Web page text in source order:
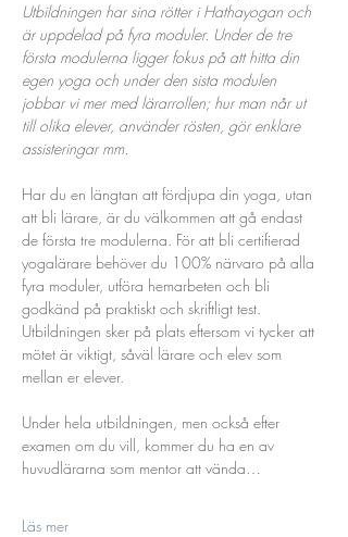
Utbildningen har sina rötter i Hathayogan och
är uppdelad på fyra moduler. Under de tre
första modulerna ligger fokus på att hitta din
egen yoga och under den sista modulen
jobbar vi mer med lärarrollen; hur man når ut
till olika elever, använder rösten, gör enklare
assisteringar mm.
Har du en längtan att fördjupa din yoga, utan
att bli lärare, är du välkommen att gå endast
de första tre modulerna. För att bli certifierad
yogalärare behöver du 100% närvaro på alla
fyra moduler, utföra hemarbeten och bli
godkänd på praktiskt och skriftligt test.
Utbildningen sker på plats eftersom vi tycker att
mötet är viktigt, såväl lärare och elev som
mellan er elever.
Under hela utbildningen, men också efter
examen om du vill, kommer du ha en av
huvudlärarna som mentor att vända…
Läs mer